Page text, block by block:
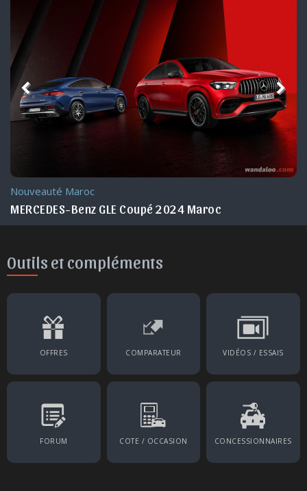
Nouveauté Maroc
MERCEDES-Benz GLE Coupé 2024 Maroc
Outils et compléments
OFFRES COMPARATEUR VIDÉOS / ESSAIS
FORUM COTE / OCCASION CONCESSIONNAIRES